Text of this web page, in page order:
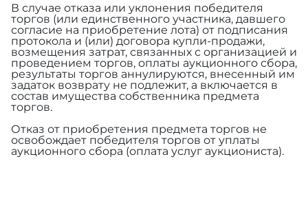
В случае отказа или уклонения победителя
торгов (или единственного участника, давшего
согласие на приобретение лота) от подписания
протокола и (или) договора купли-продажи,
возмещения затрат, связанных с организацией и
проведением торгов, оплаты аукционного сбора,
результаты торгов аннулируются, внесенный им
задаток возврату не подлежит, а включается в
состав имущества собственника предмета
торгов.
Отказ от приобретения предмета торгов не
освобождает победителя торгов от уплаты
аукционного сбора (оплата услуг аукциониста).